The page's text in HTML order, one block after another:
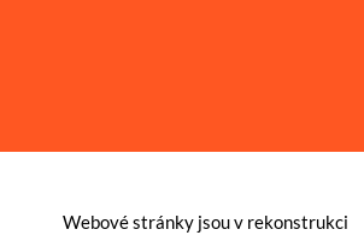
Webové stránky jsou v rekonstrukci